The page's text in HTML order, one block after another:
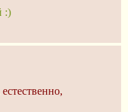
:)
естественно,